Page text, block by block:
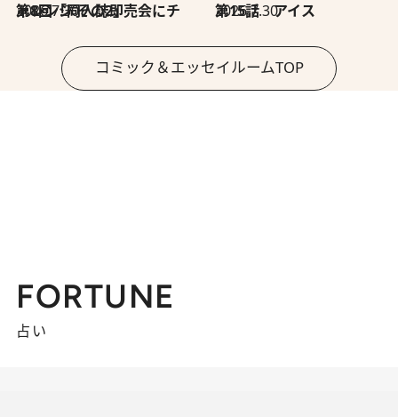
2026.7.30
第8回「同人誌即売会にチャレンジ その2」 2026.7.30
第15話 アイス
コミック＆エッセイルームTOP
FORTUNE
占い